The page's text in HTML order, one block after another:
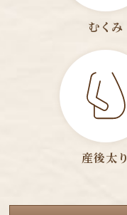
むくみ
産後太り